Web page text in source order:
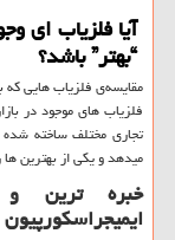
آیا فلزیاب ای
“بهتر” باشد؟
مقایسه‌ی فلزیاب هایی
فلزیاب های موجود در
تجاری مختلف ساخته
میدهد و یکی از بهترین
خبره ترین
ایمیجراسکورپیون 6000